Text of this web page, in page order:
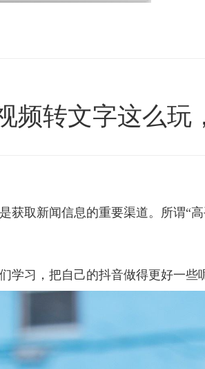
频转文字这么玩
获取新闻信息的重要渠道。所谓“
学习，把自己的抖音做得更好一些